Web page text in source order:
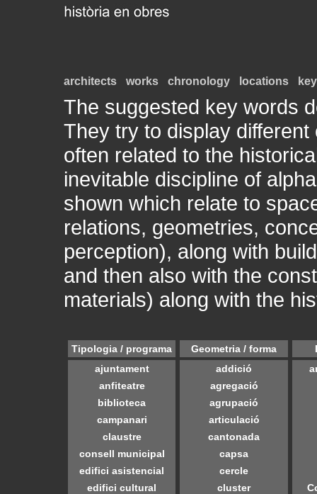
architects works chronology locations
The suggested key words
They try to display
often related to the
inevitable discipline of
shown which relate to
relations, geometries,
perception), along with
and then also with the
materials) along with the
Tipologia / programa
ajuntament
anfiteatre
biblioteca
campanari
claustre
consell municipal
edifici asistencial
edifici cultural
Geometria / forma
addició
agregació
agrupació
articulació
cantonada
capsa
cercle
cluster